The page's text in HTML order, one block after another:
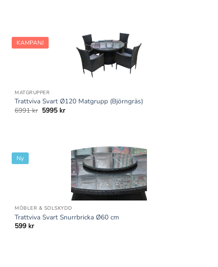
KAMPANJ
MATGRUPPER
Trattviva Svart Ø120 Matgrupp (Björngräs)
6991kr Det
5995 krDet
Ny
MÖBLER & SOLSKYDD
Trattviva Svart Snurrbricka Ø60 cm
599 kr